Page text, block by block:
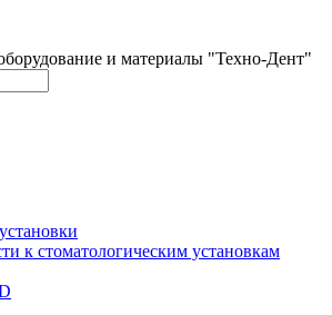
и материалы "Техно-Дент"
к стоматологическим установкам